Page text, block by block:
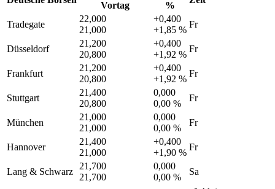
Vortag %
Tradegate
22,000
21,000
+0,400
+1,85 %
Fr
Düsseldorf
21,200
20,800
+0,400
+1,92 %
Fr
Frankfurt
21,200
20,800
+0,400
+1,92 %
Fr
Stuttgart
21,400
20,800
0,000
0,00 %
Fr
München
21,000
21,000
0,000
0,00 %
Fr
Hannover
21,400
21,000
+0,400
+1,90 %
Fr
Lang & Schwarz
21,700
21,700
0,000
0,00 %
Sa